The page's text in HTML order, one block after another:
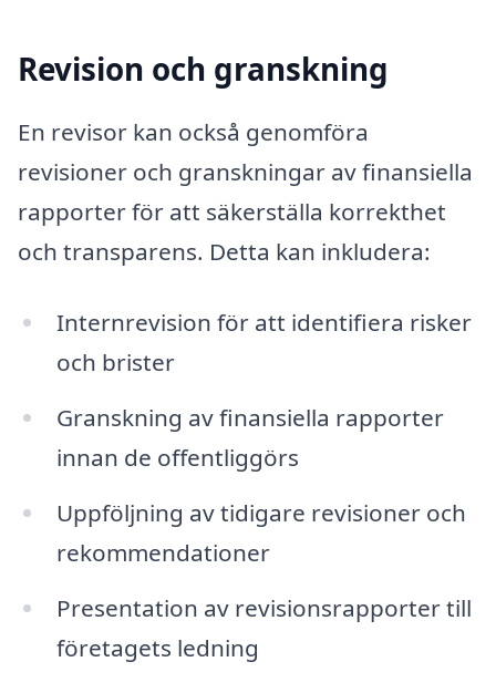
Revision och granskning
En revisor kan också genomföra
revisioner och granskningar av finansiella
rapporter för att säkerställa korrekthet
och transparens. Detta kan inkludera:
Internrevision för att identifiera risker
och brister
Granskning av finansiella rapporter
innan de offentliggörs
Uppföljning av tidigare revisioner och
rekommendationer
Presentation av revisionsrapporter till
företagets ledning